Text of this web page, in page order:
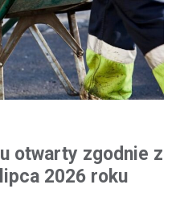
otwarty zgodnie z
2026 roku